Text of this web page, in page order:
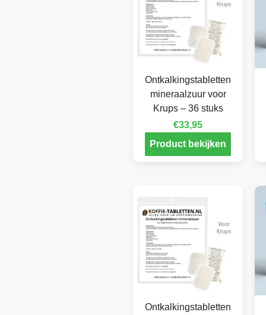
Ontkalkingstabletten
mineraalzuur voor
Krups – 36 stuks
€33,95
Product bekijken
Ontkalkingstabletten